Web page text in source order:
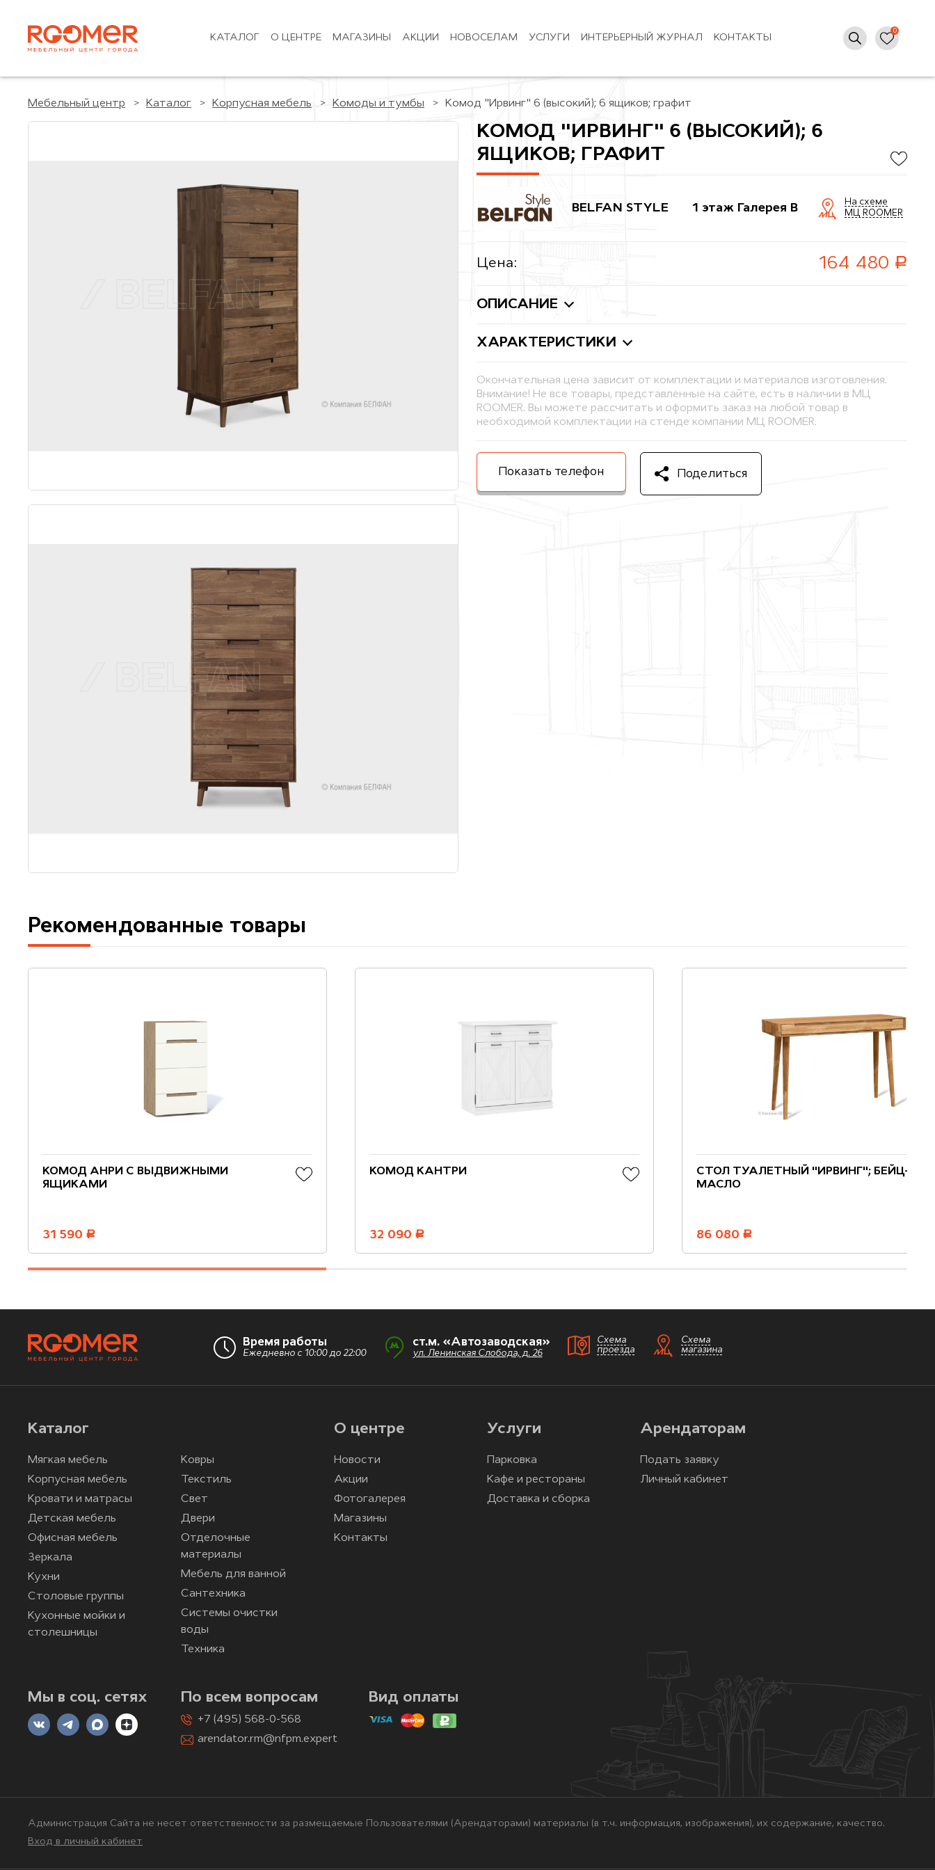
КАТАЛОГ О ЦЕНТРЕ МАГАЗИНЫ АКЦИИ НОВОСЕЛАМ УСЛУГИ ИНТЕРЬЕРНЫЙ ЖУРНАЛ КОНТАКТЫ
Мебельный центр Каталог Корпусная мебель Комоды и тумбы Комод "Ирвинг" 6 (высокий); 6 ящиков; графит
КОМОД "ИРВИНГ" 6 (ВЫСОКИЙ); 6
ЯЩИКОВ; ГРАФИТ
BELFAN STYLE 1 этаж Галерея B
На схеме
МЦ ROOMER
Цена: 164 480 руб.
ОПИСАНИЕ
ХАРАКТЕРИСТИКИ
Окончательная цена зависит от комплектации и материалов изготовления.
Внимание! Не все товары, представленные на сайте, есть в наличии в МЦ
ROOMER. Вы можете рассчитать и оформить заказ на любой товар в
необходимой комплектации на стенде компании МЦ ROOMER.
Показать телефон Поделиться
Рекомендованные товары
КОМОД АНРИ С ВЫДВИЖНЫМИ
ЯЩИКАМИ
31 590 руб.
КОМОД КАНТРИ
32 090 руб.
СТОЛ ТУАЛЕТНЫЙ "ИРВИНГ"; БЕЙЦ-
МАСЛО
86 080 руб.
Время работы
Ежедневно с 10:00 до 22:00
ст.м. «Автозаводская»
ул. Ленинская Слобода, д. 26
Схема
проезда
Схема
магазина
Каталог
Мягкая мебель
Корпусная мебель
Кровати и матрасы
Детская мебель
Офисная мебель
Зеркала
Кухни
Столовые группы
Кухонные мойки и
столешницы
Ковры
Текстиль
Свет
Двери
Отделочные
материалы
Мебель для ванной
Сантехника
Системы очистки
воды
Техника
О центре
Новости
Акции
Фотогалерея
Магазины
Контакты
Услуги
Парковка
Кафе и рестораны
Доставка и сборка
Арендаторам
Подать заявку
Личный кабинет
Мы в соц. сетях По всем вопросам
+7 (495) 568-0-568
arendator.rm@nfpm.expert
Вид оплаты
Администрация Сайта не несет ответственности за размещаемые Пользователями (Арендаторами) материалы (в т.ч. информация, изображения), их содержание, качество.
Вход в личный кабинет